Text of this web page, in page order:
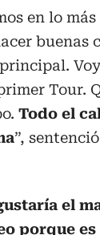
en lo
buenas
Tour.
Todo el
”,
el
porque